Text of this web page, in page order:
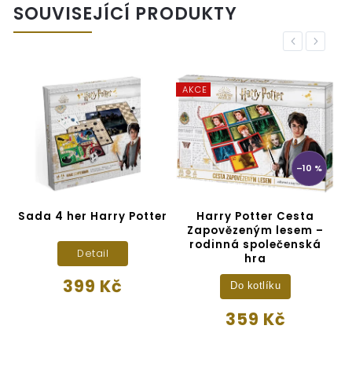
SOUVISEJÍCÍ PRODUKTY
Previous
Sada 4 her Harry Potter
399 Kč
Detail
AKCE
–10 %
Harry Potter Cesta
Zapovězeným lesem –
rodinná společenská
hra
359 Kč
Do kotlíku
Next